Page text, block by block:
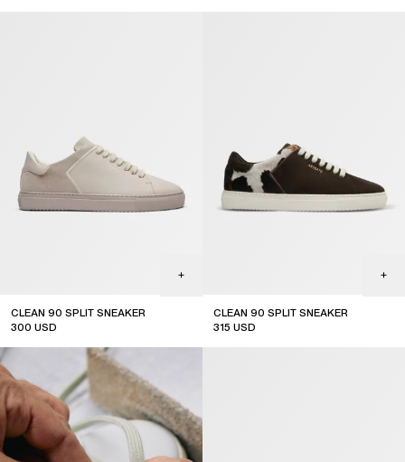
CLEAN 90 SPLIT SNEAKER
300 USD
CLEAN 90 SPLIT SNEAKER
315 USD